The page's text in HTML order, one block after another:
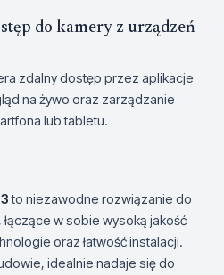
do kamery z urządzeń
zdalny dostęp przez aplikacje
na żywo oraz zarządzanie
lub tabletu.
to niezawodne rozwiązanie do
w sobie wysoką jakość
oraz łatwość instalacji.
idealnie nadaje się do